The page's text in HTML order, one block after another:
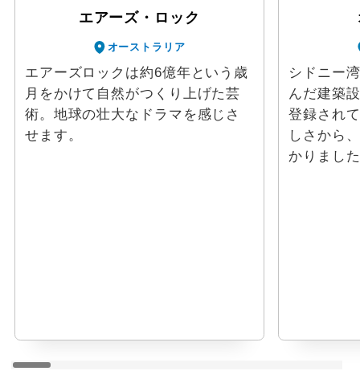
エアーズ・ロック
オーストラリア
エアーズロックは約6億年という歳
月をかけて自然がつくり上げた芸
術。地球の壮大なドラマを感じさ
せます。
シドニー
んだ建築
登録され
しさから
かりまし